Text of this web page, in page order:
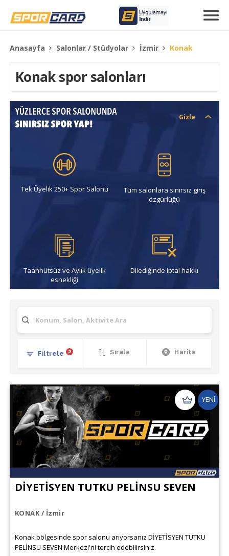
Anasayfa Salonlar / Stüdyolar İzmir Konak
Konak spor salonları
Gizle
Tek Üyelik 250+ Spor Salonu
Tüm salonlara sınırsız giriş
özgürlüğü
Taahhütsüz ve Aylık üyelik
esnekliği
Dilediğinde iptal hakkı
Filtrele 2 Sırala Harita
YENİ
DİYETİSYEN TUTKU PELİNSU SEVEN
KONAK / İzmir
Konak bölgesinde spor salonu arıyorsanız DİYETİSYEN TUTKU
PELİNSU SEVEN Merkezi'ni tercih edebilirsiniz.